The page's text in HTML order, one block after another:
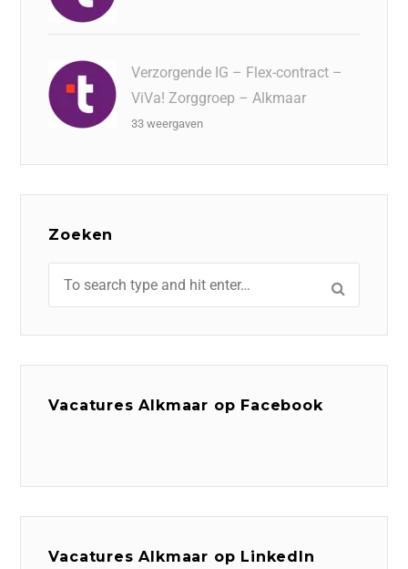
Verzorgende IG – Flex-contract –
ViVa! Zorggroep – Alkmaar
33 weergaven
Zoeken
Vacatures Alkmaar op Facebook
Vacatures Alkmaar op LinkedIn